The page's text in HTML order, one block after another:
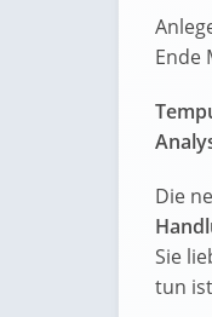
Ende
Die
Sie
tun